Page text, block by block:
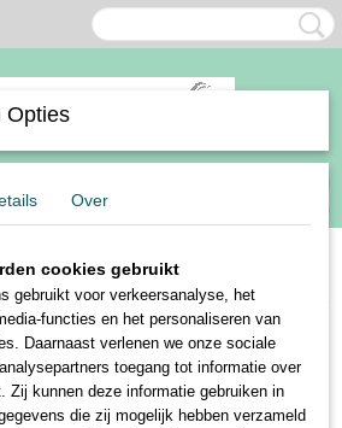
(0)
zip up pullover Sil
Opties
Over
cookies gebruikt
gebruikt voor verkeersanalyse, het
functies en het personaliseren van
Daarnaast verlenen we onze sociale
toegang tot informatie over
Zij kunnen deze informatie gebruiken in
die zij mogelijk hebben verzameld